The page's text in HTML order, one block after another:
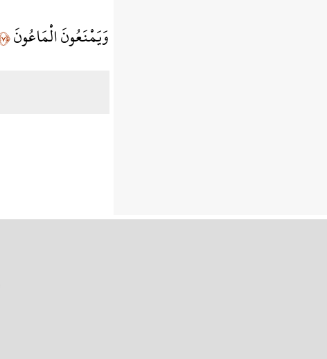
وَيَمْنَعُونَ الْمَاعُونَ﴿٧﴾